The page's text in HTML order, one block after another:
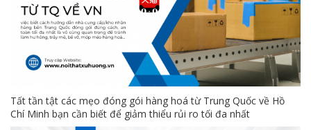
Tất tần tật các mẹo đóng gói hàng hoá từ Trung Quốc về Hồ
Chí Minh bạn cần biết để giảm thiểu rủi ro tối đa nhất